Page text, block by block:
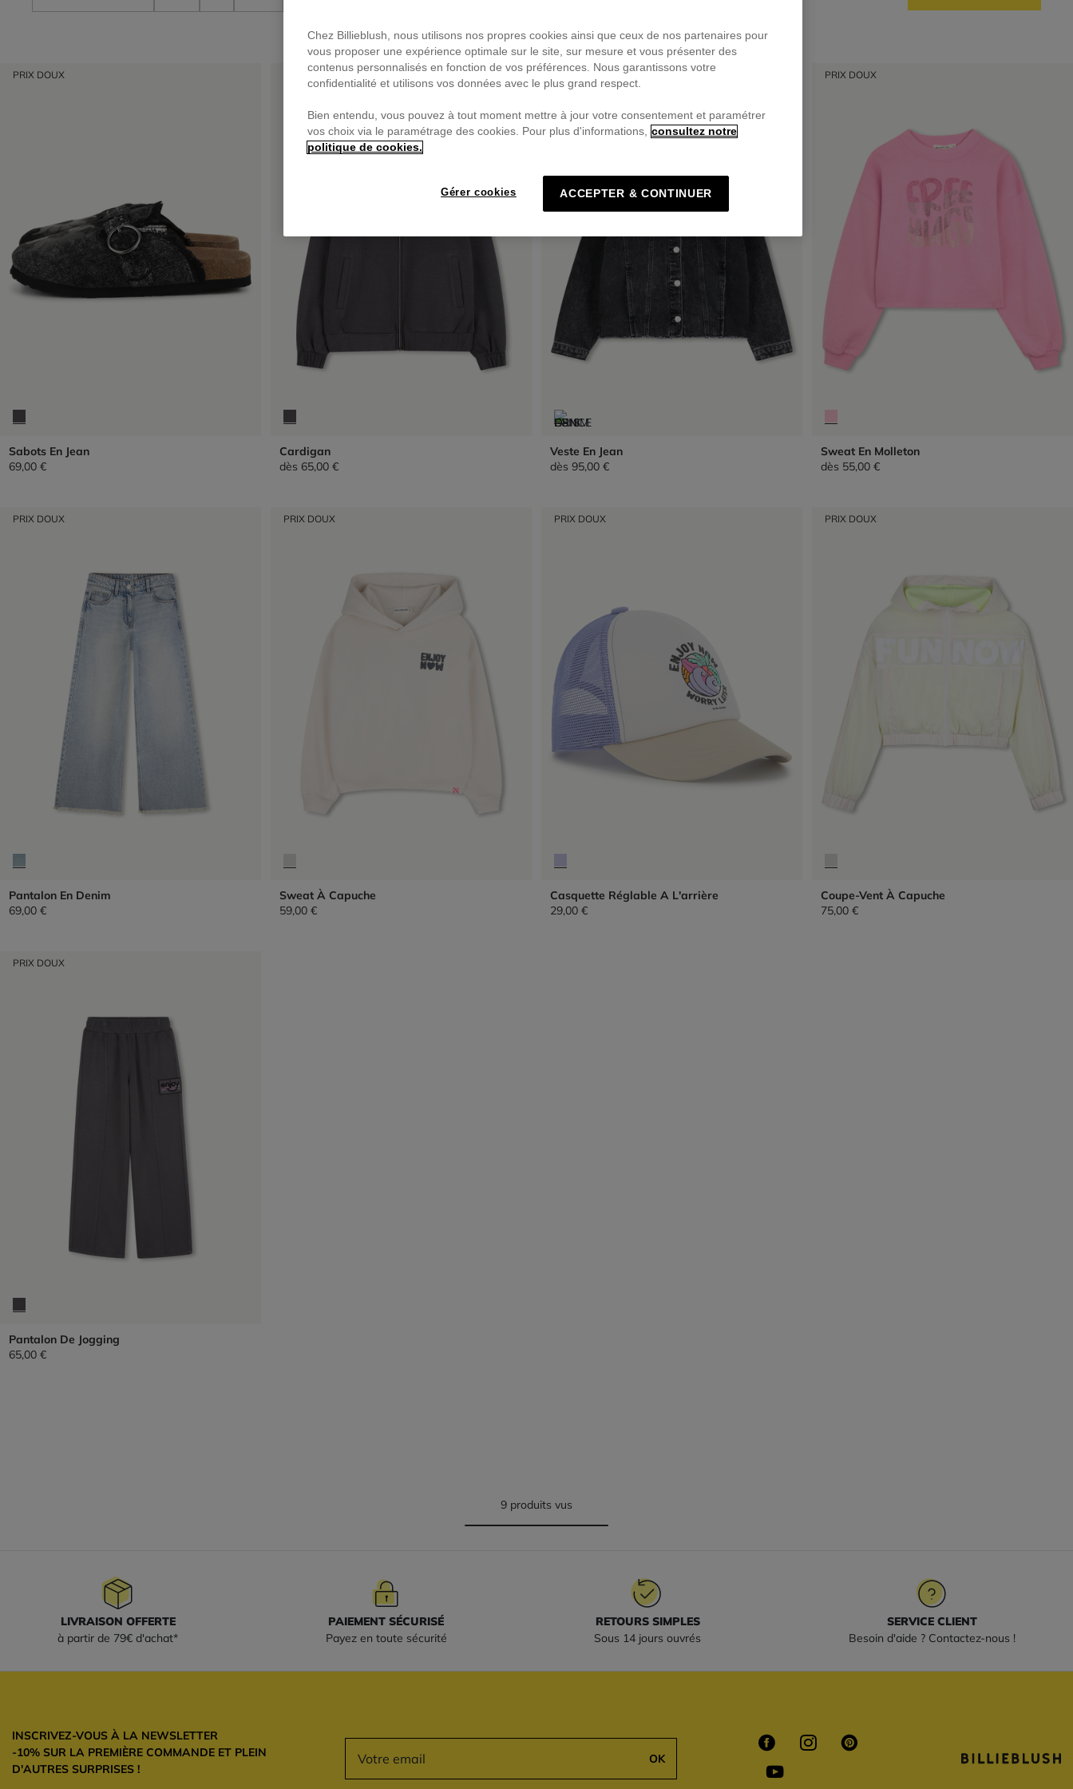
PRIX DOUX
Sabots En Jean
69,00 €
PRIX DOUX
Cardigan
dès 65,00 €
PRIX DOUX
Veste En Jean
dès 95,00 €
PRIX DOUX
Sweat En Molleton
dès 55,00 €
PRIX DOUX
Pantalon En Denim
69,00 €
PRIX DOUX
Sweat À Capuche
59,00 €
PRIX DOUX
Casquette Réglable A L'arrière
29,00 €
PRIX DOUX
Coupe-Vent À Capuche
75,00 €
PRIX DOUX
Pantalon De Jogging
65,00 €
9 produits vus
LIVRAISON OFFERTE
à partir de 79€ d'achat*
PAIEMENT SÉCURISÉ
Payez en toute sécurité
RETOURS SIMPLES
Sous 14 jours ouvrés
SERVICE CLIENT
Besoin d'aide ? Contactez-nous !
INSCRIVEZ-VOUS À LA NEWSLETTER
-10% SUR LA PREMIÈRE COMMANDE ET PLEIN
D'AUTRES SURPRISES !
OK
Chez Billieblush, nous utilisons nos propres cookies ainsi que ceux de nos partenaires pour
vous proposer une expérience optimale sur le site, sur mesure et vous présenter des
contenus personnalisés en fonction de vos préférences. Nous garantissons votre
confidentialité et utilisons vos données avec le plus grand respect.
Bien entendu, vous pouvez à tout moment mettre à jour votre consentement et paramétrer
vos choix via le paramétrage des cookies. Pour plus d'informations, consultez notre
politique de cookies.
Gérer cookies ACCEPTER & CONTINUER